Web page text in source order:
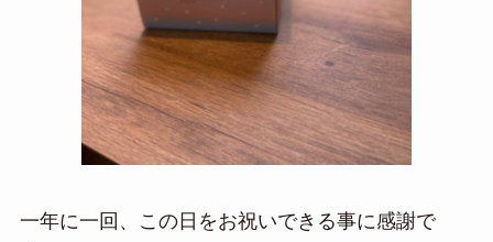
一年に一回、この日をお祝いできる事に感謝で